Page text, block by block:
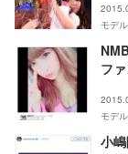
モデ
フ
モデ
小